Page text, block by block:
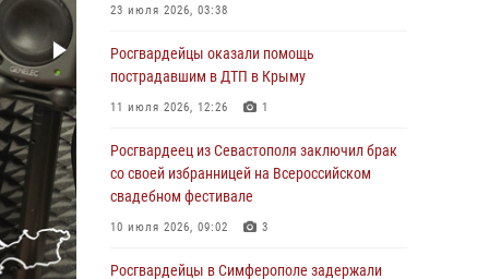
30 июля 2026, 12:13
Росгвардейцы Севастополя пресекли
противоправные действия на охраняемом
объекте
Росгвардейцы Крыма и Севастополя
отметили День Крещения Руси
28 июля 2026, 14:18 4
В Симферополе сотрудники Росгвардии
23 июля 2026, 03:38
Росгвардейцы оказали помощь
пострадавшим в ДТП в Крыму
11 июля 2026, 12:26 1
Росгвардеец из Севастополя заключил брак
со своей избранницей на Всероссийском
свадебном фестивале
10 июля 2026, 09:02 3
Росгвардейцы в Симферополе задержали